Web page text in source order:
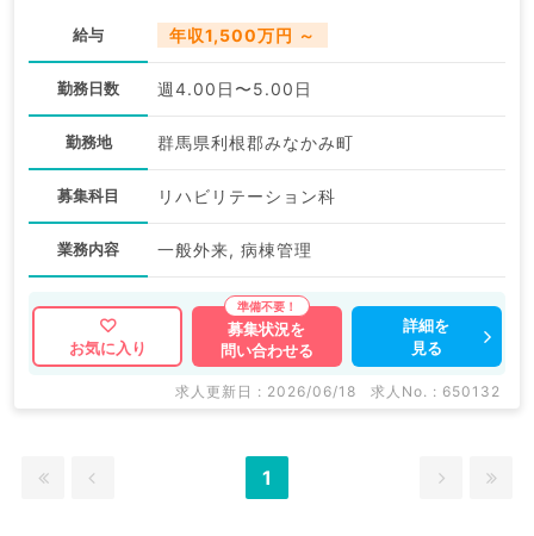
給与 年収1,500万円 ～
勤務日数 週4.00日〜5.00日
勤務地 群馬県利根郡みなかみ町
募集科目 リハビリテーション科
業務内容 一般外来, 病棟管理
お気に入り
募集状況を
問い合わせる
詳細を
見る
求人更新日 : 2026/06/18 求人No. : 650132
1